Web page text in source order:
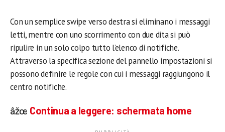
Con un semplice swipe verso destra si eliminano i messaggi
letti, mentre con uno scorrimento con due dita si può
ripulire in un solo colpo tutto l’elenco di notifiche.
Attraverso la specifica sezione del pannello impostazioni si
possono definire le regole con cui i messaggi raggiungono il
centro notifiche.
âžœ Continua a leggere: schermata home